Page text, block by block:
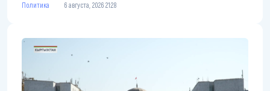
Политика 6 августа, 2026 21:28